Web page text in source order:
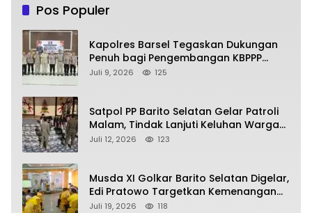
Pos Populer
Kapolres Barsel Tegaskan Dukungan
Penuh bagi Pengembangan KBPPP
Kalimantan Tengah
Juli 9, 2026 125
Satpol PP Barito Selatan Gelar Patroli
Malam, Tindak Lanjuti Keluhan Warga
soal Balap Liar dan Remaja Nongkrong
Juli 12, 2026 123
Musda XI Golkar Barito Selatan Digelar,
Edi Pratowo Targetkan Kemenangan
Partai pada Pemilu Mendatang
Juli 19, 2026 118